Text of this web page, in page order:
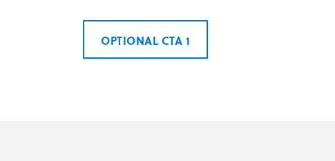
OPTIONAL CTA 1